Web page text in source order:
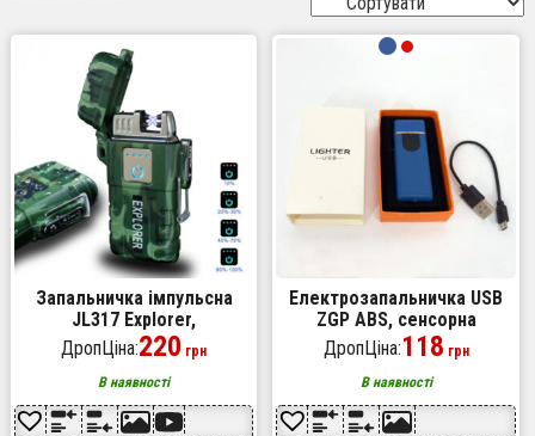
Запальничка імпульсна
JL317 Explorer,
Вітрозахисна запальничка,
Запальничка юсб з
гравіюванням
ДропЦіна:220 грн
В наявності
Електрозапальничка USB
ZGP ABS, сенсорна
електрична запальничка
спіральна. Колір: синій
ДропЦіна:118 грн
В наявності